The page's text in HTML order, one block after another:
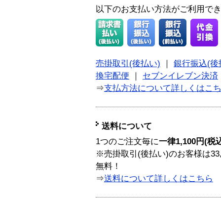
以下のお支払い方法がご利用で
売掛取引(後払い) ｜ 銀行振込(後
換宅配便 ｜ セブンイレブン決済
⇒支払方法について詳しくはこ
送料について
1つのご注文毎に一律1,100円(税
※売掛取引(後払い)のお客様は
無料！
⇒送料について詳しくはこちら